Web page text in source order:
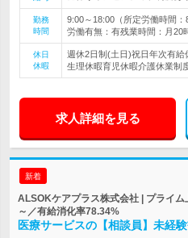
勤務
時間
9:00～18:00（所定労働時間
労働有無：有残業時間：月20
休日
休暇
週休2日制(土日)祝日年次有
生理休暇育児休暇介護休業制
求人詳細を見る
新着
ALSOKケアプラス株式会社 | プライ
～／有給消化率78.34%
医療サービスの【相談員】未経